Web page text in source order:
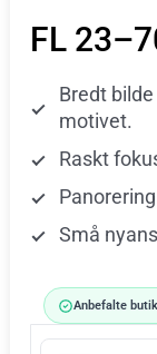
FL
Bredt
motivet.
Raskt
Små
Anbefalte